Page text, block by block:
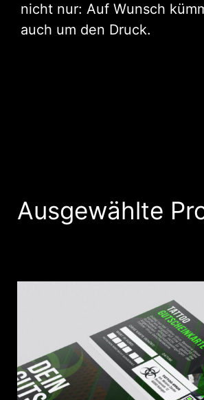
nicht nur: Auf Wunsch
auch um den Druck.
Ausgewählte